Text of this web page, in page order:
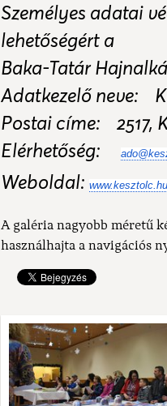
Személyes adatai
lehetőségért a
Baka-Tatár
Adatkezelő neve:
Postai címe: 2517,
Elérhetőség:
Weboldal: www.kesztolc.hu
A galéria nagyobb méretű
használhajta a navigációs